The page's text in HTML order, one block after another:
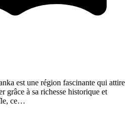
est une région fascinante qui attire
grâce à sa richesse historique et
ce…